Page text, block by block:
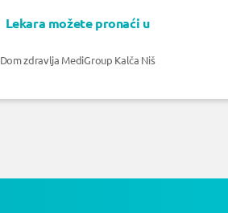
Lekara možete pronaći u
Dom zdravlja MediGroup Kalča Niš